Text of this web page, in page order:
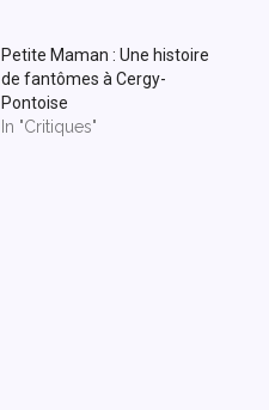
Petite Maman : Une histoire
de fantômes à Cergy-
Pontoise
In "Critiques"